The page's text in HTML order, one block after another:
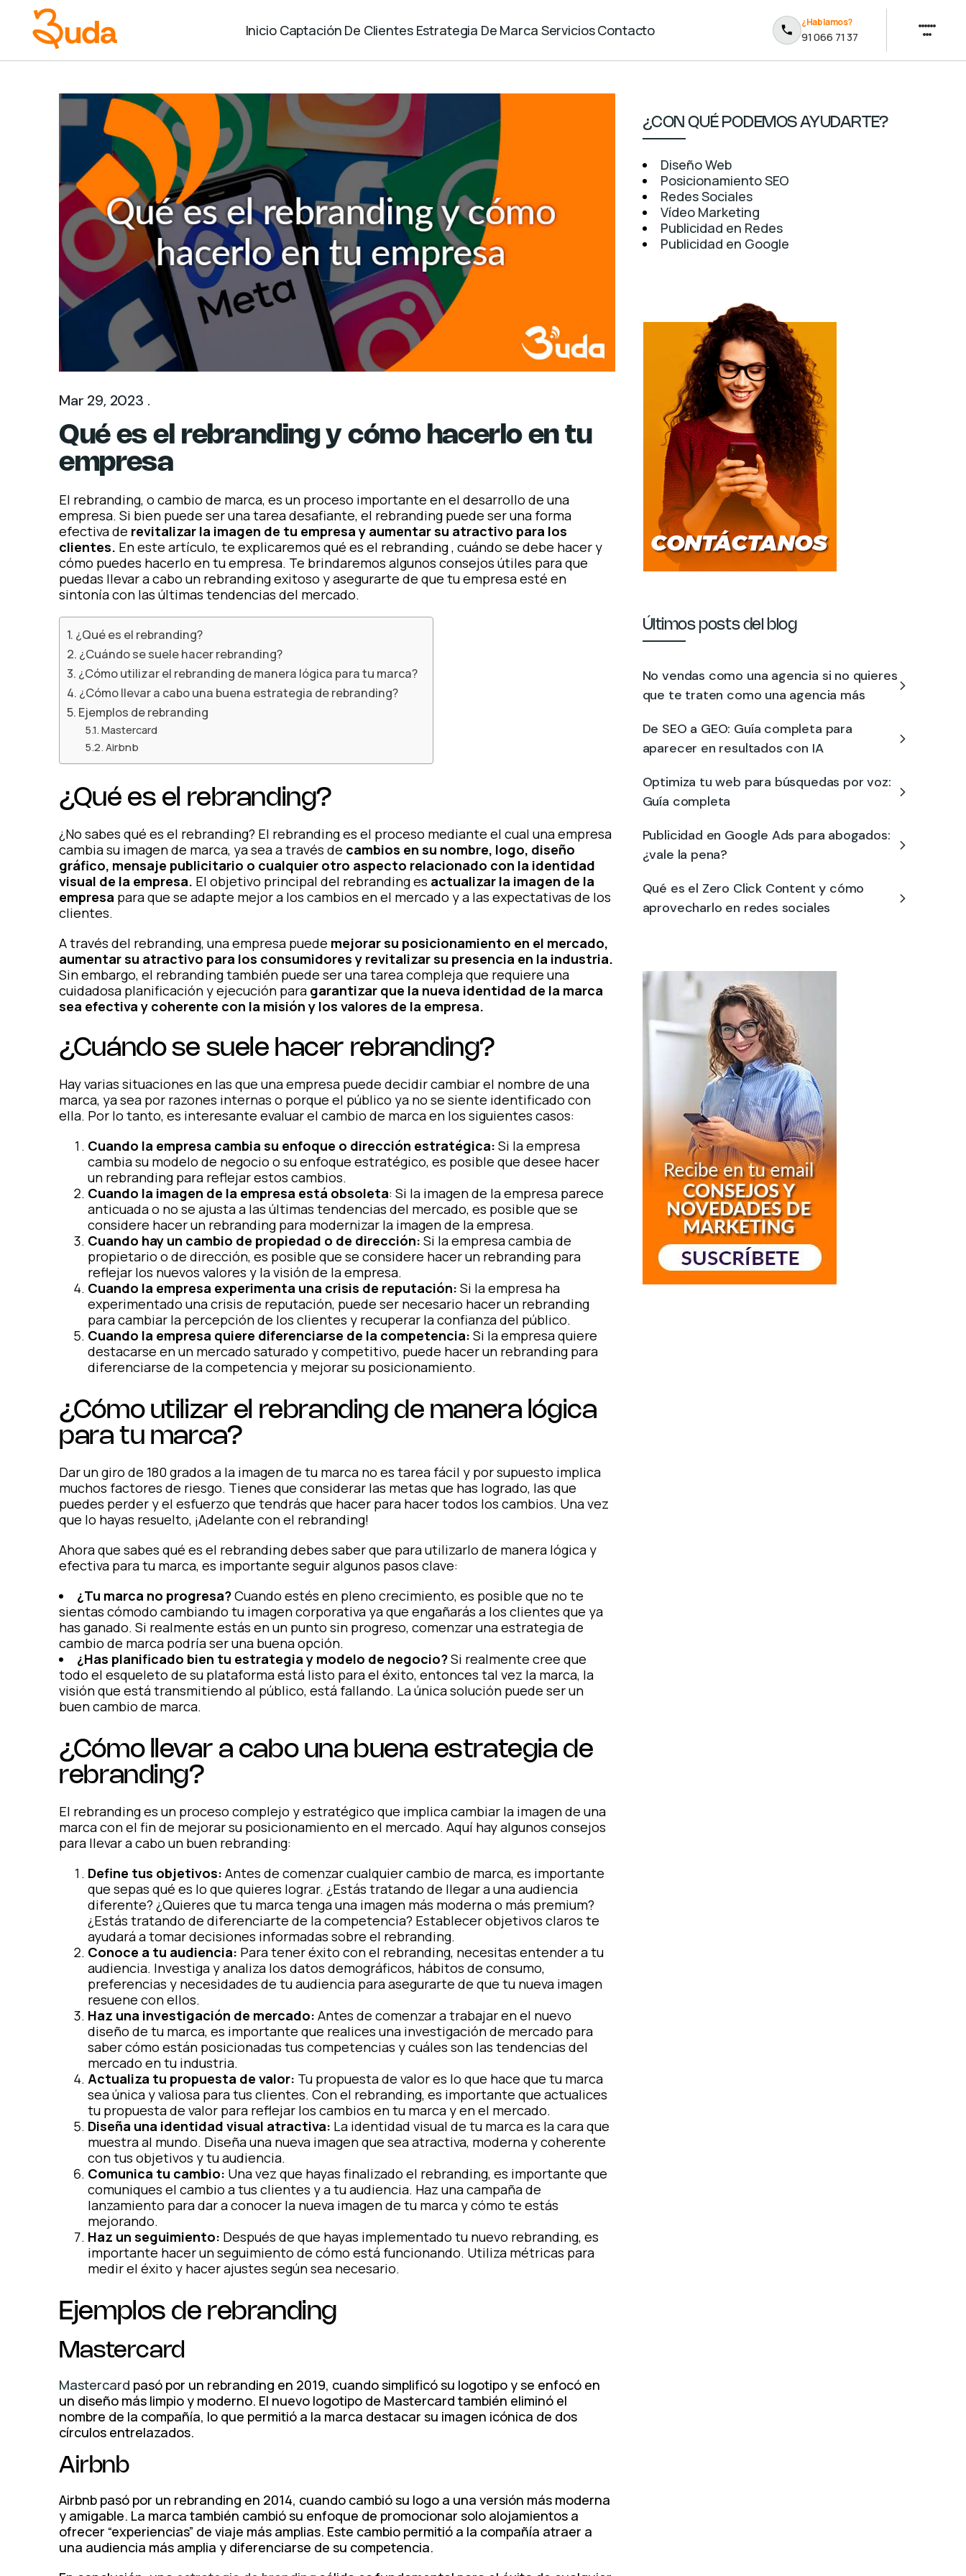
Inicio Captación De Clientes Estrategia De Marca ServiciosContacto 91 066 71 37
¿Hablamos?
Mar 29, 2023 .
Qué es el rebranding y cómo hacerlo en tu
empresa
El rebranding, o cambio de marca, es un proceso importante en el desarrollo de una
empresa. Si bien puede ser una tarea desafiante, el rebranding puede ser una forma
efectiva de revitalizar la imagen de tu empresa y aumentar su atractivo para los
clientes. En este artículo, te explicaremos qué es el rebranding , cuándo se debe hacer y
cómo puedes hacerlo en tu empresa. Te brindaremos algunos consejos útiles para que
puedas llevar a cabo un rebranding exitoso y asegurarte de que tu empresa esté en
sintonía con las últimas tendencias del mercado.
¿Qué es el rebranding?
¿Cuándo se suele hacer rebranding?
¿Cómo utilizar el rebranding de manera lógica para tu marca?
¿Cómo llevar a cabo una buena estrategia de rebranding?
Ejemplos de rebranding
Mastercard
Airbnb
¿Qué es el rebranding?
¿No sabes qué es el rebranding? El rebranding es el proceso mediante el cual una empresa
cambia su imagen de marca, ya sea a través de cambios en su nombre, logo, diseño
gráfico, mensaje publicitario o cualquier otro aspecto relacionado con la identidad
visual de la empresa. El objetivo principal del rebranding es actualizar la imagen de la
empresa para que se adapte mejor a los cambios en el mercado y a las expectativas de los
clientes.
A través del rebranding, una empresa puede mejorar su posicionamiento en el mercado,
aumentar su atractivo para los consumidores y revitalizar su presencia en la industria.
Sin embargo, el rebranding también puede ser una tarea compleja que requiere una
cuidadosa planificación y ejecución para garantizar que la nueva identidad de la marca
sea efectiva y coherente con la misión y los valores de la empresa.
¿Cuándo se suele hacer rebranding?
Hay varias situaciones en las que una empresa puede decidir cambiar el nombre de una
marca, ya sea por razones internas o porque el público ya no se siente identificado con
ella. Por lo tanto, es interesante evaluar el cambio de marca en los siguientes casos:
Cuando la empresa cambia su enfoque o dirección estratégica: Si la empresa
cambia su modelo de negocio o su enfoque estratégico, es posible que desee hacer
un rebranding para reflejar estos cambios.
Cuando la imagen de la empresa está obsoleta: Si la imagen de la empresa parece
anticuada o no se ajusta a las últimas tendencias del mercado, es posible que se
considere hacer un rebranding para modernizar la imagen de la empresa.
Cuando hay un cambio de propiedad o de dirección: Si la empresa cambia de
propietario o de dirección, es posible que se considere hacer un rebranding para
reflejar los nuevos valores y la visión de la empresa.
Cuando la empresa experimenta una crisis de reputación: Si la empresa ha
experimentado una crisis de reputación, puede ser necesario hacer un rebranding
para cambiar la percepción de los clientes y recuperar la confianza del público.
Cuando la empresa quiere diferenciarse de la competencia: Si la empresa quiere
destacarse en un mercado saturado y competitivo, puede hacer un rebranding para
diferenciarse de la competencia y mejorar su posicionamiento.
¿Cómo utilizar el rebranding de manera lógica
para tu marca?
Dar un giro de 180 grados a la imagen de tu marca no es tarea fácil y por supuesto implica
muchos factores de riesgo. Tienes que considerar las metas que has logrado, las que
puedes perder y el esfuerzo que tendrás que hacer para hacer todos los cambios. Una vez
que lo hayas resuelto, ¡Adelante con el rebranding!
Ahora que sabes qué es el rebranding debes saber que para utilizarlo de manera lógica y
efectiva para tu marca, es importante seguir algunos pasos clave:
¿Tu marca no progresa?Cuando estés en pleno crecimiento, es posible que no te
sientas cómodo cambiando tu imagen corporativa ya que engañarás a los clientes que ya
has ganado. Si realmente estás en un punto sin progreso, comenzar una estrategia de
cambio de marca podría ser una buena opción.
¿Has planificado bien tu estrategia y modelo de negocio?Si realmente cree que
todo el esqueleto de su plataforma está listo para el éxito, entonces tal vez la marca, la
visión que está transmitiendo al público, está fallando. La única solución puede ser un
buen cambio de marca.
¿Cómo llevar a cabo una buena estrategia de
rebranding?
El rebranding es un proceso complejo y estratégico que implica cambiar la imagen de una
marca con el fin de mejorar su posicionamiento en el mercado. Aquí hay algunos consejos
para llevar a cabo un buen rebranding:
Define tus objetivos: Antes de comenzar cualquier cambio de marca, es importante
que sepas qué es lo que quieres lograr. ¿Estás tratando de llegar a una audiencia
diferente? ¿Quieres que tu marca tenga una imagen más moderna o más premium?
¿Estás tratando de diferenciarte de la competencia? Establecer objetivos claros te
ayudará a tomar decisiones informadas sobre el rebranding.
Conoce a tu audiencia: Para tener éxito con el rebranding, necesitas entender a tu
audiencia. Investiga y analiza los datos demográficos, hábitos de consumo,
preferencias y necesidades de tu audiencia para asegurarte de que tu nueva imagen
resuene con ellos.
Haz una investigación de mercado: Antes de comenzar a trabajar en el nuevo
diseño de tu marca, es importante que realices una investigación de mercado para
saber cómo están posicionadas tus competencias y cuáles son las tendencias del
mercado en tu industria.
Actualiza tu propuesta de valor: Tu propuesta de valor es lo que hace que tu marca
sea única y valiosa para tus clientes. Con el rebranding, es importante que actualices
tu propuesta de valor para reflejar los cambios en tu marca y en el mercado.
Diseña una identidad visual atractiva: La identidad visual de tu marca es la cara que
muestra al mundo. Diseña una nueva imagen que sea atractiva, moderna y coherente
con tus objetivos y tu audiencia.
Comunica tu cambio: Una vez que hayas finalizado el rebranding, es importante que
comuniques el cambio a tus clientes y a tu audiencia. Haz una campaña de
lanzamiento para dar a conocer la nueva imagen de tu marca y cómo te estás
mejorando.
Haz un seguimiento: Después de que hayas implementado tu nuevo rebranding, es
importante hacer un seguimiento de cómo está funcionando. Utiliza métricas para
medir el éxito y hacer ajustes según sea necesario.
Ejemplos de rebranding
Mastercard
Mastercard pasó por un rebranding en 2019, cuando simplificó su logotipo y se enfocó en
un diseño más limpio y moderno. El nuevo logotipo de Mastercard también eliminó el
nombre de la compañía, lo que permitió a la marca destacar su imagen icónica de dos
círculos entrelazados.
Airbnb
Airbnb pasó por un rebranding en 2014, cuando cambió su logo a una versión más moderna
y amigable. La marca también cambió su enfoque de promocionar solo alojamientos a
ofrecer “experiencias” de viaje más amplias. Este cambio permitió a la compañía atraer a
una audiencia más amplia y diferenciarse de su competencia.
¿CON QUÉ PODEMOS AYUDARTE?
Diseño Web
Posicionamiento SEO
Redes Sociales
Vídeo Marketing
Publicidad en Redes
Publicidad en Google
Últimos posts del blog
No vendas como una agencia si no quieres
que te traten como una agencia más
De SEO a GEO: Guía completa para
aparecer en resultados con IA
Optimiza tu web para búsquedas por voz:
Guía completa
Publicidad en Google Ads para abogados:
¿vale la pena?
Qué es el Zero Click Content y cómo
aprovecharlo en redes sociales